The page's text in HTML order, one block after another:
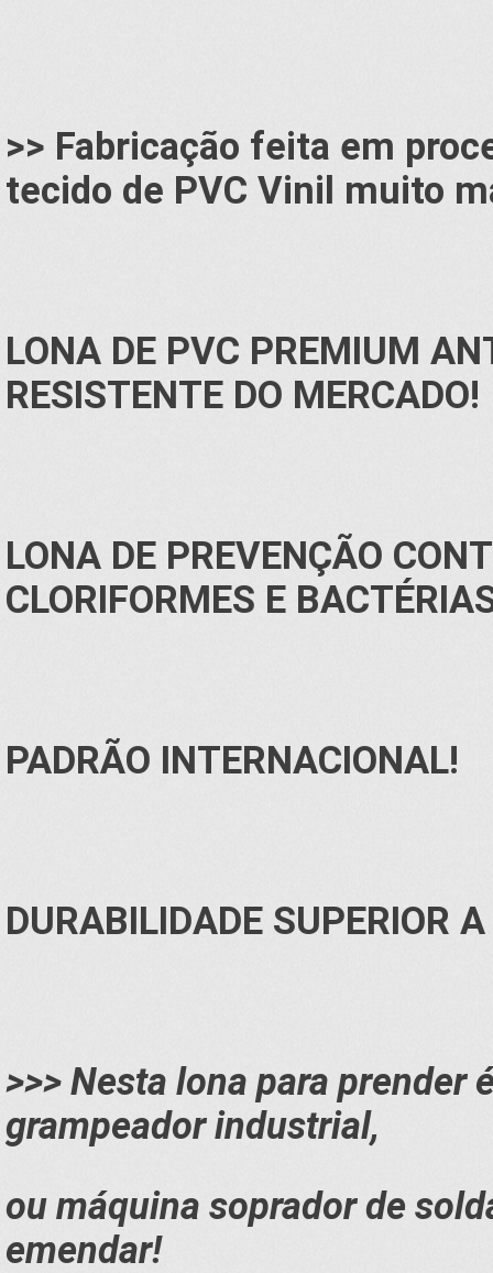
>> Fabricação feita em
tecido de PVC Vinil muito
LONA DE PVC PREMIUM
RESISTENTE DO MERCADO!
LONA DE PREVENÇÃO
CLORIFORMES E
PADRÃO INTERNACIONAL!
DURABILIDADE SUPERIOR
>>> Nesta lona para
grampeador industrial,
ou máquina soprador de
emendar!